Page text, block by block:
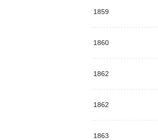
1859
1860
1862
1862
1863